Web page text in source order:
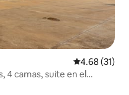
Calificación
4.68 (31)
camas, suite en el